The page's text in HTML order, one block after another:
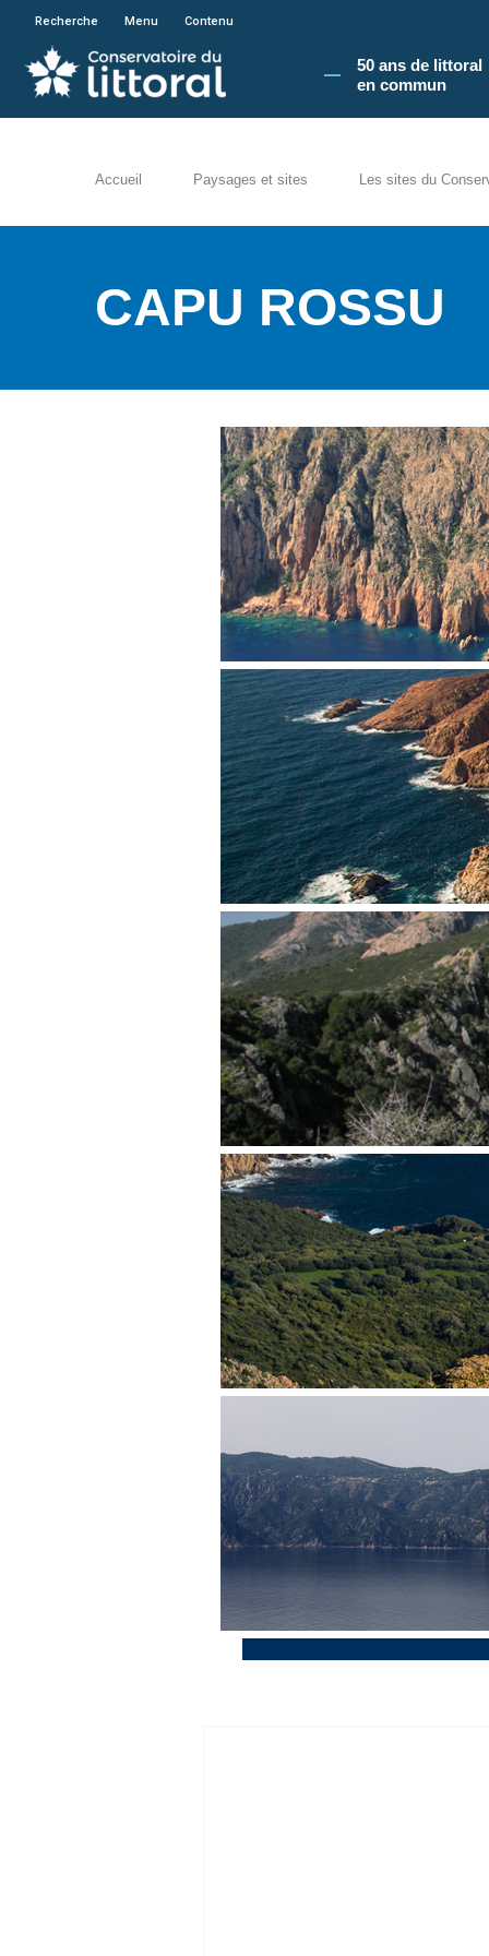
En poursuivant votre navigation sur le site
Recherche Menu Contenu
50 ans de littoral
en commun​
Accueil Paysages et sites Les sites du
CAPU ROSSU